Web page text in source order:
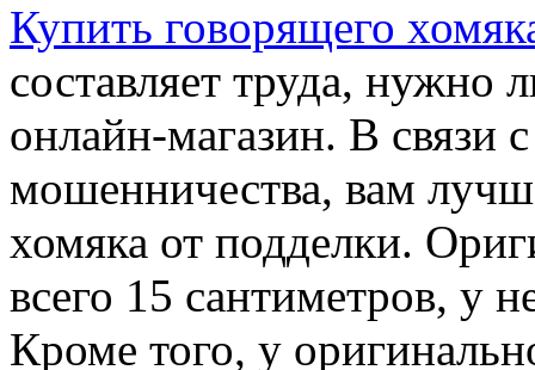
Купить говорящего
составляет труда,
онлайн-магазин. В связи
мошенничества, вам
хомяка от подделки.
всего 15 сантиметров, у
Кроме того, у